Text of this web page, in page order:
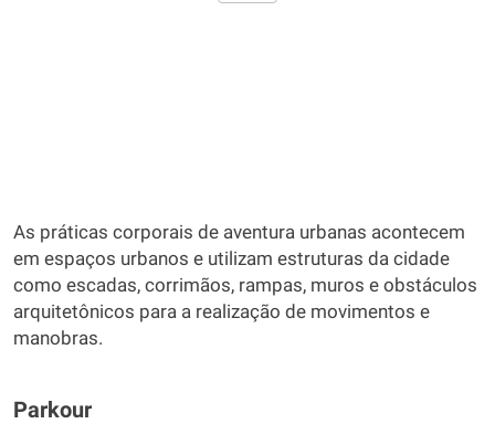
As práticas corporais de aventura urbanas acontecem
em espaços urbanos e utilizam estruturas da cidade
como escadas, corrimãos, rampas, muros e obstáculos
arquitetônicos para a realização de movimentos e
manobras.
Parkour